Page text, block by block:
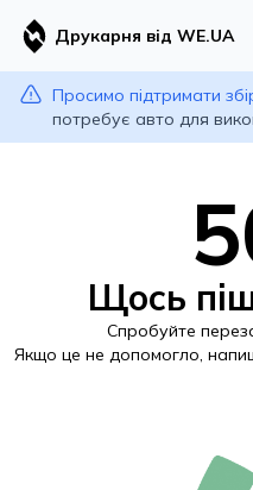
Друкарня від WE.UA
Просимо підтримати
потребує авто для
Щось
Спробуйте
Якщо це не допомогло,